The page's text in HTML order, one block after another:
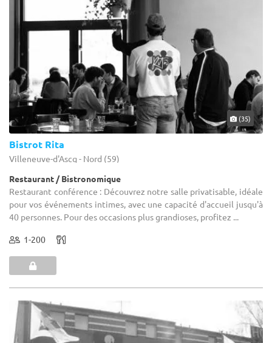
(35)
Bistrot Rita
Villeneuve-d'Ascq - Nord (59)
Restaurant / Bistronomique
Restaurant conférence : Découvrez notre salle privatisable, idéale
pour vos événements intimes, avec une capacité d'accueil jusqu'à
40 personnes. Pour des occasions plus grandioses, profitez ...
1-200